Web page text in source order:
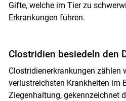
Gifte, welche im Tier zu
Erkrankungen führen.
Clostridien besiedeln den
Clostridienerkrankungen zählen
verlustreichsten Krankheiten im
Ziegenhaltung, gekennzeichnet